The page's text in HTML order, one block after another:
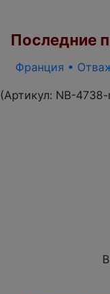
Последние
Франция •
(Артикул: NB-4738-